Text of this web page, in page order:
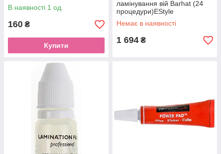
В наявності 1 од.
160 ₴
Купити
ламінування вій Barhat (24
процедури)EStyle
Немає в наявності
1 694 ₴